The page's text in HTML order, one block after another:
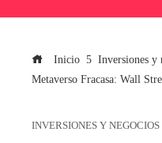
Inicio
Inversiones y
Metaverso Fracasa: Wall
INVERSIONES Y NEGOCIOS